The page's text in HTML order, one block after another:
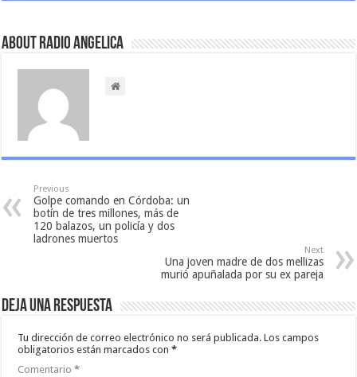
About Radio Angelica
Previous
Golpe comando en Córdoba: un
botín de tres millones, más de
120 balazos, un policía y dos
ladrones muertos
Next
Una joven madre de dos mellizas
murió apuñalada por su ex pareja
Deja una respuesta
Tu dirección de correo electrónico no será publicada. Los campos
obligatorios están marcados con*
Comentario*